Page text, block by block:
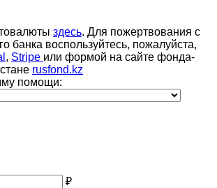
здесь. Для пожертвования с
банка воспользуйтесь, пожалуйста,
, Stripe или формой на сайте фонда-
rusfond.kz
помощи:
₽